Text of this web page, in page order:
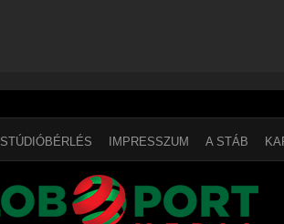
STÚDIÓBÉRLÉS IMPRESSZUM A STÁB